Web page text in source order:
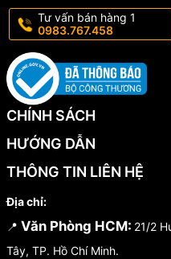
Tư vấn bán hàng 1
0983.767.458
CHÍNH SÁCH
HƯỚNG DẪN
THÔNG TIN LIÊN HỆ
Địa chỉ:
📍 Văn Phòng HCM: 21/2
Tây, TP. Hồ Chí Minh.